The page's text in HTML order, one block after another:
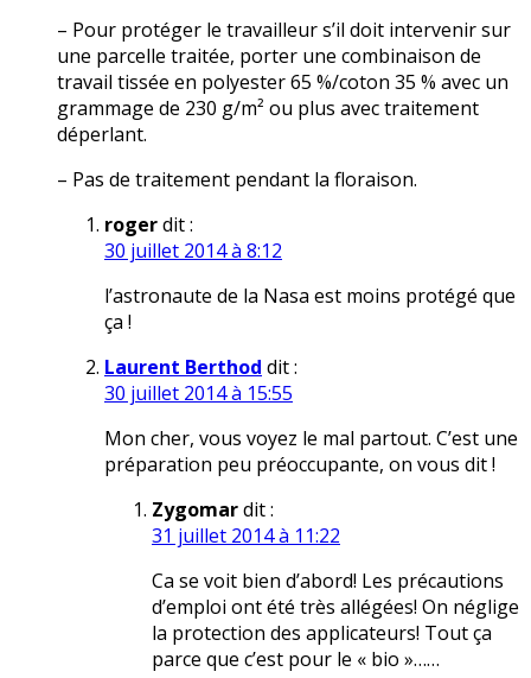
– Pour protéger le travailleur s’il doit intervenir sur
une parcelle traitée, porter une combinaison de
travail tissée en polyester 65 %/coton 35 % avec un
grammage de 230 g/m² ou plus avec traitement
déperlant.
– Pas de traitement pendant la floraison.
rogerdit :
30 juillet 2014 à 8:12
l’astronaute de la Nasa est moins protégé que
ça !
Laurent Berthod dit :
30 juillet 2014 à 15:55
Mon cher, vous voyez le mal partout. C’est une
préparation peu préoccupante, on vous dit !
Zygomardit :
31 juillet 2014 à 11:22
Ca se voit bien d’abord! Les précautions
d’emploi ont été très allégées! On néglige
la protection des applicateurs! Tout ça
parce que c’est pour le « bio »……